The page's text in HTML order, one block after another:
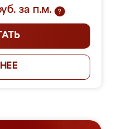
за п.м.
?